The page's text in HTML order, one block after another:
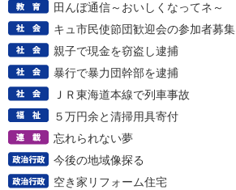
田んぼ通信～おいしくなってネ～
キュ市民使節団歓迎会の参加者募集
親子で現金を窃盗し逮捕
暴行で暴力団幹部を逮捕
ＪＲ東海道本線で列車事故
５万円余と清掃用具寄付
忘れられない夢
今後の地域像探る
空き家リフォーム住宅